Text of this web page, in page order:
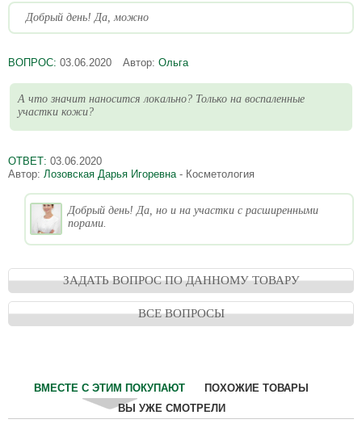
Добрый день! Да, можно
ВОПРОС: 03.06.2020 Автор: Ольга
А что значит наносится локально? Только на воспаленные
участки кожи?
ОТВЕТ: 03.06.2020
Автор: Лозовская Дарья Игоревна- Косметология
Добрый день! Да, но и на участки с расширенными
порами.
ЗАДАТЬ ВОПРОС ПО ДАННОМУ ТОВАРУ
ВСЕ ВОПРОСЫ
ВМЕСТЕ С ЭТИМ ПОКУПАЮТ
ПОХОЖИЕ ТОВАРЫ
ВЫ УЖЕ СМОТРЕЛИ